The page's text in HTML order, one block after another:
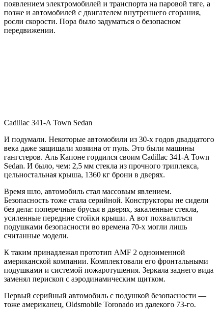
появлением электромобилей и транспорта на паровой тяге, а
позже и автомобилей с двигателем внутреннего сгорания,
росли скорости. Пора было задуматься о безопасном
передвижении.
Cadillac 341-A Town Sedan
И подумали. Некоторые автомобили из 30-х годов двадцатого
века даже защищали хозяина от пуль. Это были машины
гангстеров. Аль Капоне гордился своим Cadillac 341-A Town
Sedan. И было, чем: 2,5 мм стекла из прочного триплекса,
цельностальная крыша, 1360 кг брони в дверях.
Время шло, автомобиль стал массовым явлением.
Безопасность тоже стала серийной. Конструкторы не сидели
без дела: поперечные брусья в дверях, закаленные стекла,
усиленные передние стойки крыши. А вот похвалиться
подушками безопасности во времена 70-х могли лишь
считанные модели.
К таким принадлежал прототип AMF 2 одноименной
американской компании. Комплектовали его фронтальными
подушками и системой пожаротушения. Зеркала заднего вида
заменял перископ с аэродинамическим щитком.
Первый серийный автомобиль с подушкой безопасности —
тоже американец, Oldsmobile Toronado из далекого 73-го.